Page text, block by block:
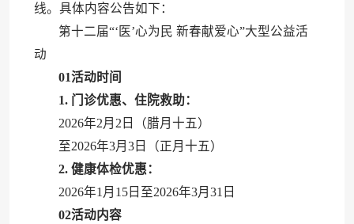
线。具体内容公告如下：
第十二届“‘医’心为民 新春献爱心”大型公益活
动
01活动时间
1. 门诊优惠、住院救助：
2026年2月2日（腊月十五）
至2026年3月3日（正月十五）
2. 健康体检优惠：
2026年1月15日至2026年3月31日
02活动内容